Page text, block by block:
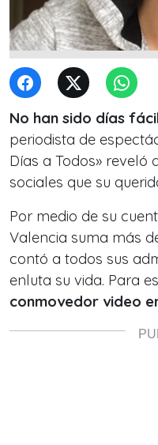
No han sido días
periodista de
Días a Todos» reveló
sociales que su
Por medio de su
Valencia suma más
contó a todos sus
enluta su vida. Para
conmovedor video